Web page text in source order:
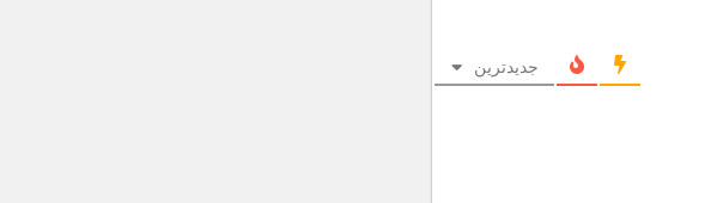
جدیدترین